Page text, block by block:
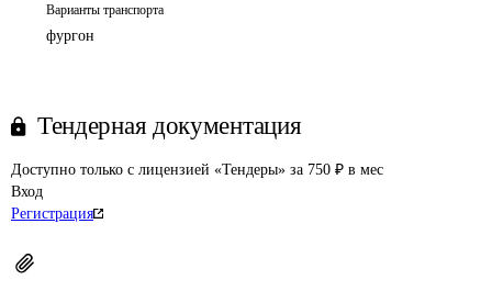
Варианты транспорта
фургон
Тендерная документация
Доступно только с лицензией «Тендеры» за 750 ₽ в мес
Вход
Регистрация